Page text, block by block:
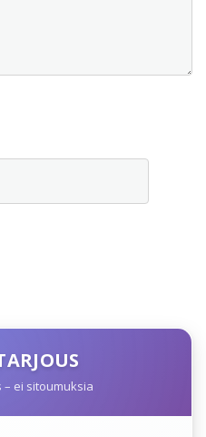
ei sitoumuksia